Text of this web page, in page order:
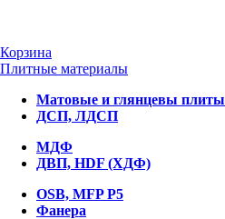
Корзина
Плитные материалы
Матовые и глянцевы плиты
ДСП, ЛДСП
МДФ
ДВП, HDF (ХДФ)
OSB, MFP P5
Фанера